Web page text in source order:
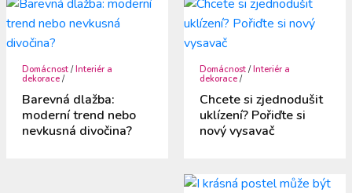
Domácnost /Interiér a
dekorace /
Barevná dlažba:
moderní trend nebo
nevkusná divočina?
Domácnost /Interiér a
dekorace /
Chcete si zjednodušit
uklízení? Pořiďte si
nový vysavač